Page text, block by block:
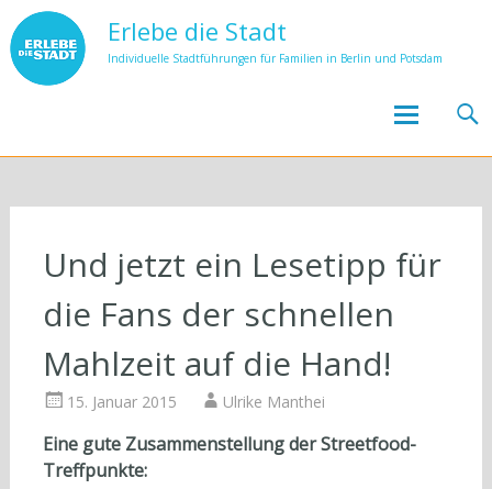
Erlebe die Stadt
Individuelle Stadtführungen für Familien in Berlin und Potsdam
Und jetzt ein Lesetipp für
die Fans der schnellen
Mahlzeit auf die Hand!
15. Januar 2015 Ulrike Manthei
Eine gute Zusammenstellung der Streetfood-
Treffpunkte: